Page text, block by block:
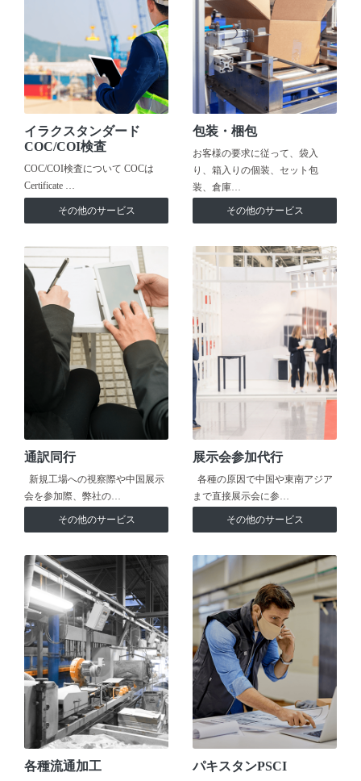
イラクスタンダード
COC/COI検査
COC/COI検査について COCは
Certificate …
その他のサービス
包装・梱包
お客様の要求に従って、袋入
り、箱入りの個装、セット包
装、倉庫…
その他のサービス
通訳同行
新規工場への視察際や中国展示
会を参加際、弊社の…
その他のサービス
展示会参加代行
各種の原因で中国や東南アジア
まで直接展示会に参…
その他のサービス
各種流通加工 パキスタンPSCI